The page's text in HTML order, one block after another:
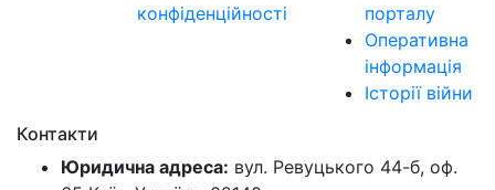
конфіденційності
порталу
Оперативна
інформація
Історії війни
Контакти
Юридична адреса: вул. Ревуцького 44-б, оф.